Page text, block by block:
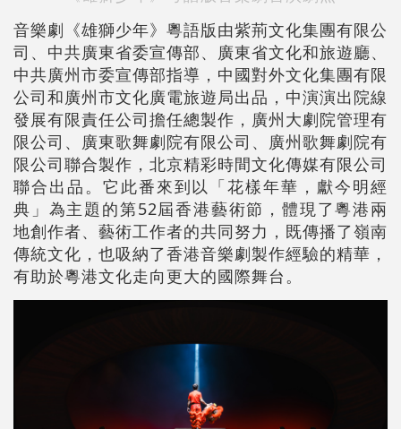
音樂劇《雄獅少年》粵語版由紫荊文化集團有限公
司、中共廣東省委宣傳部、廣東省文化和旅遊廳、
中共廣州市委宣傳部指導，中國對外文化集團有限
公司和廣州市文化廣電旅遊局出品，中演演出院線
發展有限責任公司擔任總製作，廣州大劇院管理有
限公司、廣東歌舞劇院有限公司、廣州歌舞劇院有
限公司聯合製作，北京精彩時間文化傳媒有限公司
聯合出品。它此番來到以「花樣年華，獻今明經
典」為主題的第52屆香港藝術節，體現了粵港兩
地創作者、藝術工作者的共同努力，既傳播了嶺南
傳統文化，也吸納了香港音樂劇製作經驗的精華，
有助於粵港文化走向更大的國際舞台。